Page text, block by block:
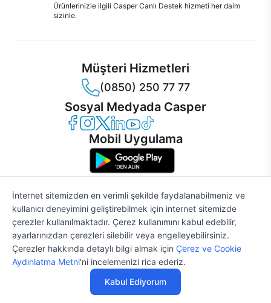
Ürünlerinizle ilgili Casper Canlı Destek hizmeti her daim
sizinle.
Müşteri Hizmetleri
(0850) 250 77 77
Sosyal Medyada Casper
Casper Facebook
Casper Instagram
Casper Twitter
Casper LinkedIn
Casper YouTube
Casper TikTok
Mobil Uygulama
© 2021 - 2026 Casper Bilgisayar Sistemleri A.Ş. Tüm Hakları Saklıdır
KVKK
Çerez Politikası
Bilgi Güvenliği
Bilgi Toplumu Hizmetleri
Mesafeli Satış Sözleşmesi
Aydınlatma Metni
İnternet sitemizden en verimli şekilde faydalanabilmeniz ve
kullanıcı deneyimini geliştirebilmek için internet sitemizde
çerezler kullanılmaktadır. Çerez kullanımını kabul edebilir,
ayarlarınızdan çerezleri silebilir veya engelleyebilirsiniz.
Çerezler hakkında detaylı bilgi almak için Çerez ve Cookie
Aydınlatma Metni'ni incelemenizi rica ederiz.
Kabul Ediyorum